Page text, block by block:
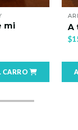
ARIANA GODOY
A través de ti
AGREGAR AL CARRO